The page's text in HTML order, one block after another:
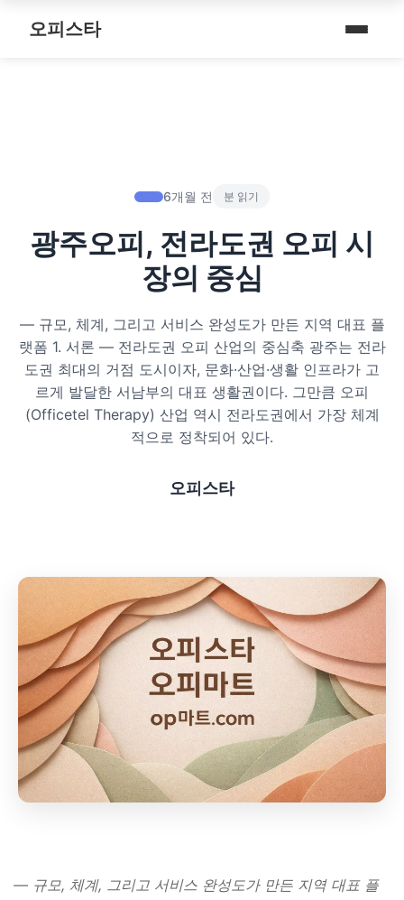
오피스타
스파여행
헤드스파
퇴근 후 나를 위한 리셋 코스
기차역과 공항 근처의 프리미엄 힐링 스팟 9선
온천의 여운을 정리하는 법 – 전국 온천 후 프리미엄 마사지
숲에서 찾는 쉼 – 전국 산림 스파 6선
분위기를 기억하는 법 – 감성 컨셉 데이트 6가지
은근한 끌림을 만드는 법 – 감각적인 무드 데이트 5가지
타이 마사지
디톡스 테라피
찜질스파
워터스파
6개월 전 분 읽기
광주오피, 전라도권 오피 시
장의 중심
― 규모, 체계, 그리고 서비스 완성도가 만든 지역 대표 플
랫폼 1. 서론 ― 전라도권 오피 산업의 중심축 광주는 전라
도권 최대의 거점 도시이자, 문화·산업·생활 인프라가 고
르게 발달한 서남부의 대표 생활권이다. 그만큼 오피
(Officetel Therapy) 산업 역시 전라도권에서 가장 체계
적으로 정착되어 있다.
오피스타
― 규모, 체계, 그리고 서비스 완성도가 만든 지역 대표 플